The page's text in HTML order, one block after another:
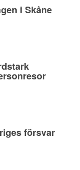
i Skåne
försvar